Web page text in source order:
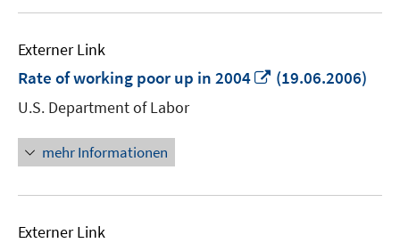
Externer Link
Rate of working poor up in 2004
In
(19.06.2006)
U.S. Department of Labor
mehr Informationen
Externer Link